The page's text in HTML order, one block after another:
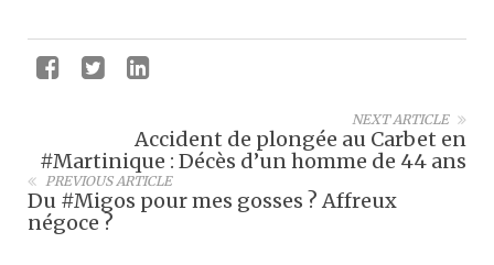
NEXT ARTICLE
Accident de plongée au Carbet en
#Martinique : Décès d’un homme de 44 ans
PREVIOUS ARTICLE
Du #Migos pour mes gosses ? Affreux
négoce ?